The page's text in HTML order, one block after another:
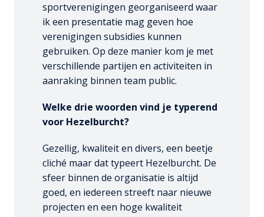
sportverenigingen georganiseerd waar
ik een presentatie mag geven hoe
verenigingen subsidies kunnen
gebruiken. Op deze manier kom je met
verschillende partijen en activiteiten in
aanraking binnen team public.
Welke drie woorden vind je typerend
voor Hezelburcht?
Gezellig, kwaliteit en divers, een beetje
cliché maar dat typeert Hezelburcht. De
sfeer binnen de organisatie is altijd
goed, en iedereen streeft naar nieuwe
projecten en een hoge kwaliteit